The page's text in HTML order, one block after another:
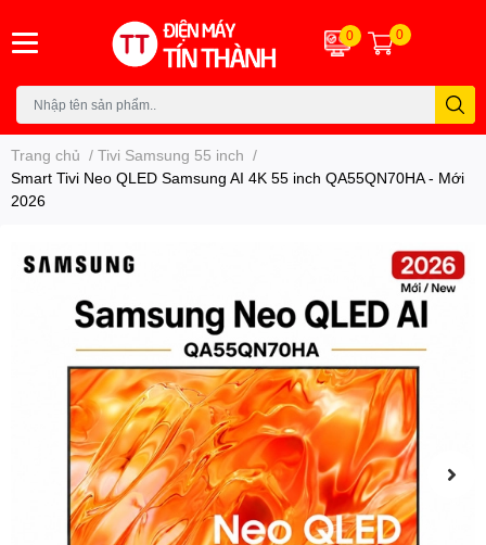
0 0
Trang chủ / Tivi Samsung 55 inch /
Smart Tivi Neo QLED Samsung AI 4K 55 inch QA55QN70HA - Mới
2026